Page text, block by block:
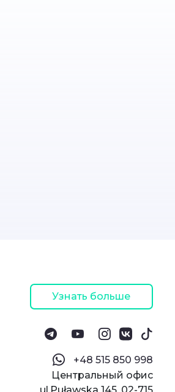
Узнать больше
‪+48 515 850 998‬
Центральный офис